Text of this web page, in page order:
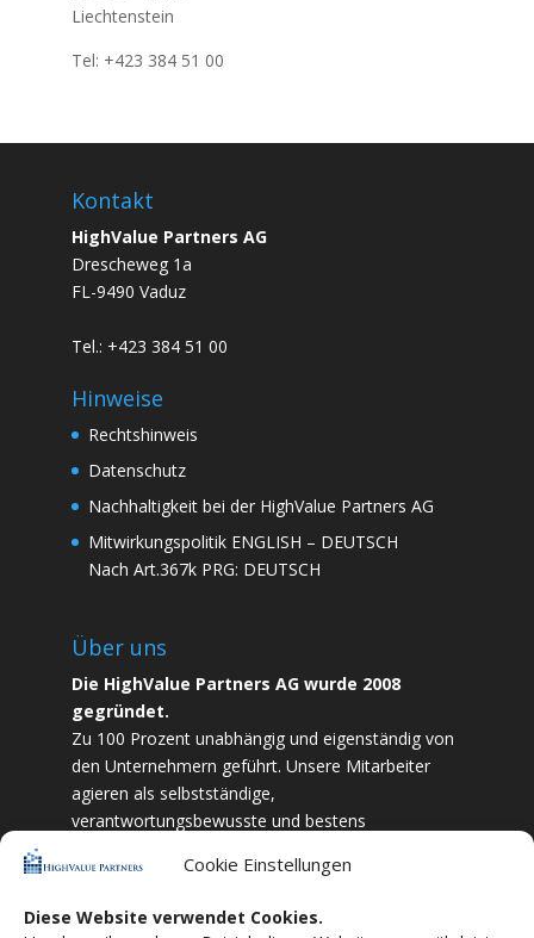
Cookie Einstellungen
Diese Website verwendet Cookies.
Liechtenstein
Tel: +423 384 51 00
Kontakt
HighValue Partners AG
Drescheweg 1a
FL-9490 Vaduz
Tel.: +423 384 51 00
Hinweise
Rechtshinweis
Datenschutz
Nachhaltigkeit bei der HighValue Partners AG
Mitwirkungspolitik ENGLISH – DEUTSCH
Nach Art.367k PRG: DEUTSCH
Über uns
Die HighValue Partners AG wurde 2008
gegründet.
Zu 100 Prozent unabhängig und eigenständig von
den Unternehmern geführt. Unsere Mitarbeiter
agieren als selbstständige,
verantwortungsbewusste und bestens
und Zielstrebigkeit sind wir bestrebt das